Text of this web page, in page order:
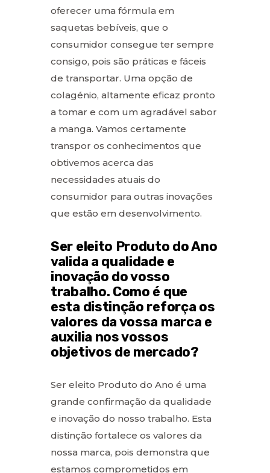
oferecer uma fórmula em
saquetas bebíveis, que o
consumidor consegue ter sempre
consigo, pois são práticas e fáceis
de transportar. Uma opção de
colagénio, altamente eficaz pronto
a tomar e com um agradável sabor
a manga. Vamos certamente
transpor os conhecimentos que
obtivemos acerca das
necessidades atuais do
consumidor para outras inovações
que estão em desenvolvimento.
Ser eleito Produto do Ano
valida a qualidade e
inovação do vosso
trabalho. Como é que
esta distinção reforça os
valores da vossa marca e
auxilia nos vossos
objetivos de mercado?
Ser eleito Produto do Ano é uma
grande confirmação da qualidade
e inovação do nosso trabalho. Esta
distinção fortalece os valores da
nossa marca, pois demonstra que
estamos comprometidos em